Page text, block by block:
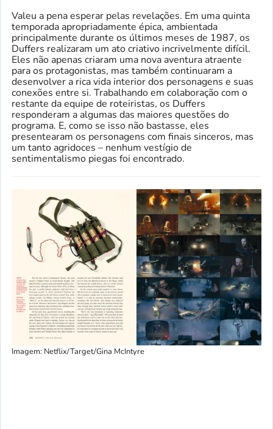
Valeu a pena esperar pelas revelações. Em uma quinta
temporada apropriadamente épica, ambientada
principalmente durante os últimos meses de 1987, os
Duffers realizaram um ato criativo incrivelmente difícil.
Eles não apenas criaram uma nova aventura atraente
para os protagonistas, mas também continuaram a
desenvolver a rica vida interior dos personagens e suas
conexões entre si. Trabalhando em colaboração com o
restante da equipe de roteiristas, os Duffers
responderam a algumas das maiores questões do
programa. E, como se isso não bastasse, eles
presentearam os personagens com finais sinceros, mas
um tanto agridoces – nenhum vestígio de
sentimentalismo piegas foi encontrado.
Imagem: Netflix/Target/Gina McIntyre